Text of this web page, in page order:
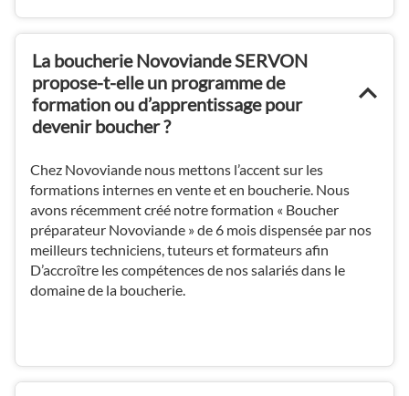
La boucherie Novoviande SERVON
propose-t-elle un programme de
formation ou d’apprentissage pour
devenir boucher ?
Chez Novoviande nous mettons l’accent sur les
formations internes en vente et en boucherie. Nous
avons récemment créé notre formation « Boucher
préparateur Novoviande » de 6 mois dispensée par nos
meilleurs techniciens, tuteurs et formateurs afin
D’accroître les compétences de nos salariés dans le
domaine de la boucherie.